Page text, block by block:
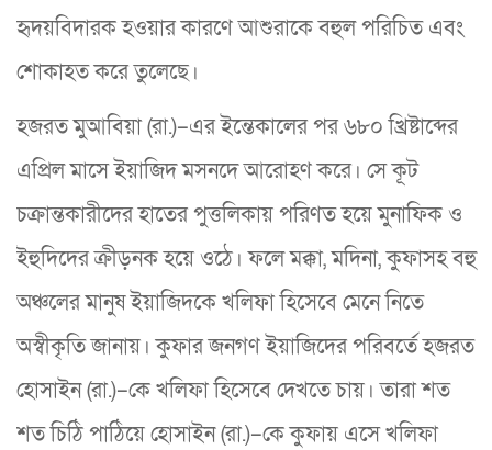
হৃদয়বিদারক হওয়ার কারণে আশুরাকে বহুল পরিচিত এবং
শোকাহত করে তুলেছে।
হজরত মুআবিয়া (রা.)–এর ইন্তেকালের পর ৬৮০ খ্রিষ্টাব্দের
এপ্রিল মাসে ইয়াজিদ মসনদে আরোহণ করে। সে কূট
চক্রান্তকারীদের হাতের পুত্তলিকায় পরিণত হয়ে মুনাফিক ও
ইহুদিদের ক্রীড়নক হয়ে ওঠে। ফলে মক্কা, মদিনা, কুফাসহ বহু
অঞ্চলের মানুষ ইয়াজিদকে খলিফা হিসেবে মেনে নিতে
অস্বীকৃতি জানায়। কুফার জনগণ ইয়াজিদের পরিবর্তে হজরত
হোসাইন (রা.)–কে খলিফা হিসেবে দেখতে চায়। তারা শত
শত চিঠি পাঠিয়ে হোসাইন (রা.)–কে কুফায় এসে খলিফা